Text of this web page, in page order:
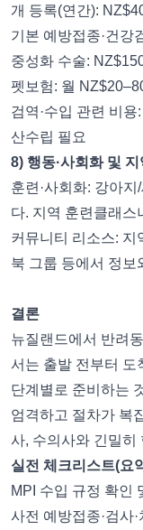
개 등록(연간):
기본 예방접종·건강
중성화 수술:
펫보험: 월
검역·수입 관련 비
산수립 필요
8) 행동·사회화 및
훈련·사회화: 강아
다. 지역 훈련클래스
커뮤니티 리소스: 지
북 그룹 등에서 정보
결론
뉴질랜드에서 반려
서는 출발 전부터 도
단계별로 준비하는
엄격하고 절차가 복
사, 수의사와 긴밀히
실전 체크리스트(요
MPI 수입 규정 확인
사전 예방접종·검사